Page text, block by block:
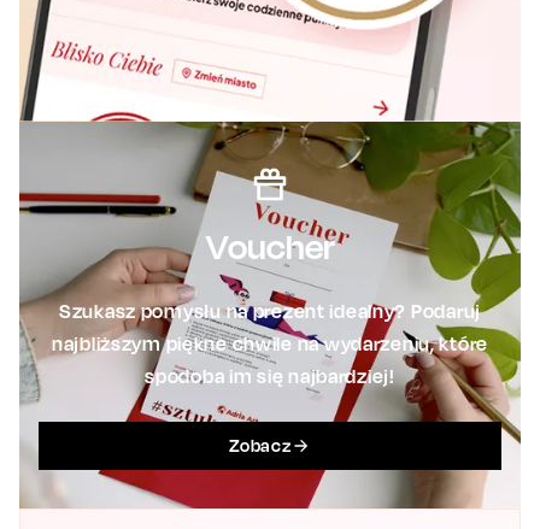
Voucher
Szukasz pomysłu na prezent idealny? Podaruj
najbliższym piękne chwile na wydarzeniu, które
spodoba im się najbardziej!
Zobacz